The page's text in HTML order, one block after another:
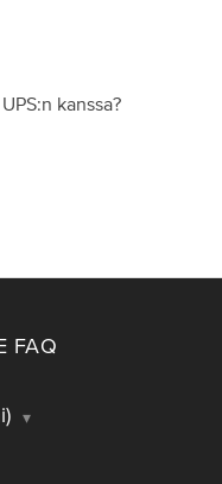
kanssa?
FAQ